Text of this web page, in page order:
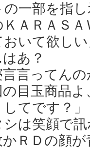
の一部を指
ＫＡＲＡＳ
おいて欲し
あ？
言ってんの
目玉商品よ
してです？」
は笑顔で訊
ＲＤの顔が